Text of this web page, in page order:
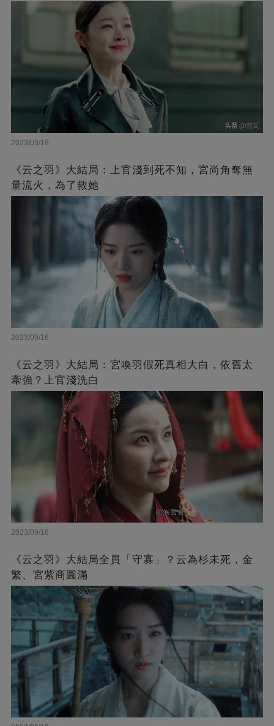
2023/09/18
《云之羽》大結局：上官淺到死不知，宮尚角奪無
量流火，為了救她
2023/09/16
《云之羽》大結局：宮喚羽假死真相大白，依舊太
牽強？上官淺洗白
2023/09/16
《云之羽》大結局全員「守寡」？云為杉未死，金
繁、宮紫商圓滿